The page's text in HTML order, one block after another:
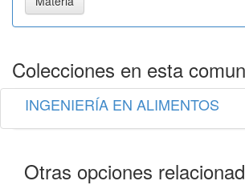
Colecciones en esta
INGENIERÍA EN ALIMENTOS
Otras opciones